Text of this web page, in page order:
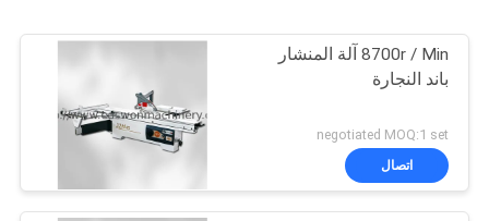
8700r / Min آلة المنشار
باند النجارة
negotiated MOQ:1 set
اتصال